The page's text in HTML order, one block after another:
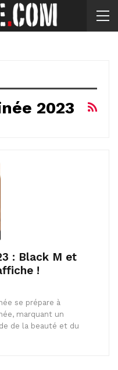
2023
: Black M et
!
se prépare à
marquant un
de la beauté et du